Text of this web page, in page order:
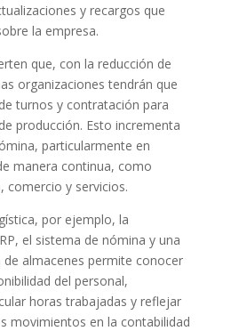
y recargos que
la empresa.
que, con la reducción de
organizaciones tendrán que
turnos y contratación para
producción. Esto incrementa
particularmente en
manera continua, como
comercio y servicios.
por ejemplo, la
el sistema de nómina y una
almacenes permite conocer
del personal,
horas trabajadas y reflejar
movimientos en la contabilidad